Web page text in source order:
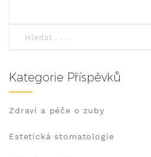
Kategorie Příspěvků
Zdraví a péče o zuby
Estetická stomatologie